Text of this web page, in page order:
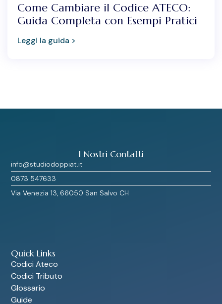
Come Cambiare il Codice ATECO:
Guida Completa con Esempi Pratici
Leggi la guida >
Quick Links
Codici Ateco
Codici Tributo
Glossario
Guide
I Nostri Contatti
info@studiodoppiat.it
0873 547633
Via Venezia 13, 66050 San Salvo CH